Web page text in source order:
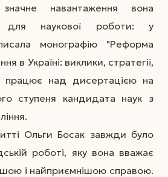
навантаження вона
для наукової роботи: у
монографію "Реформа
в Україні: виклики, стратегії,
працює над дисертацією на
ступеня кандидата наук з
Ольги Босак завжди було
роботі, яку вона вважає
і найприємнішою справою.